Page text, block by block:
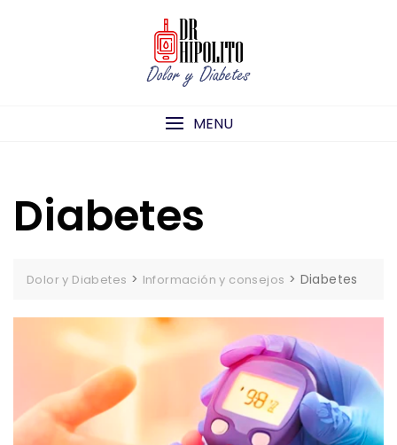
MENU
Diabetes
Dolor y Diabetes > Información y consejos > Diabetes